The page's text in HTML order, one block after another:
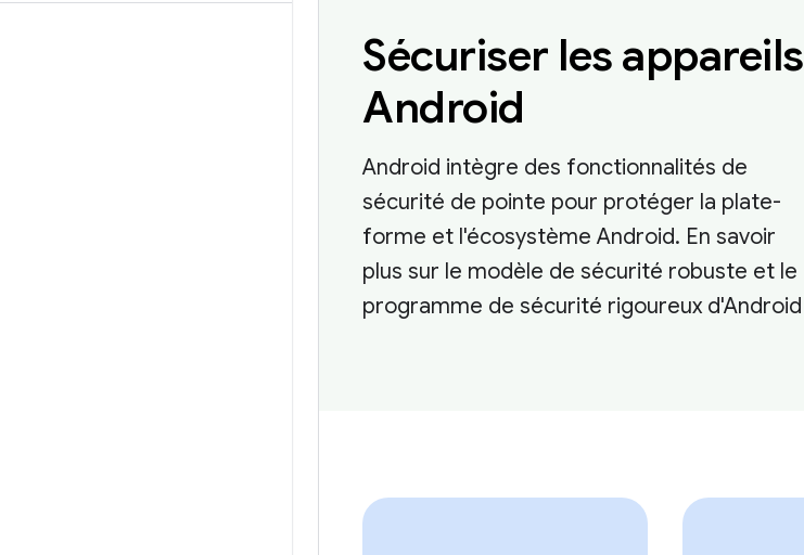
Sécuriser les appareils
Android
Android intègre des fonctionnalités de
sécurité de pointe pour protéger la plate-
forme et l'écosystème Android. En savoir
plus sur le modèle de sécurité robuste et le
programme de sécurité rigoureux d'Android